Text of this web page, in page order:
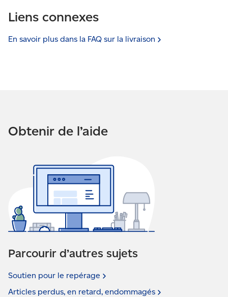
Liens connexes
En savoir plus dans la FAQ sur la livraison
Obtenir de l’aide
Parcourir d’autres sujets
Soutien pour le repérage
Articles perdus, en retard, endommagés